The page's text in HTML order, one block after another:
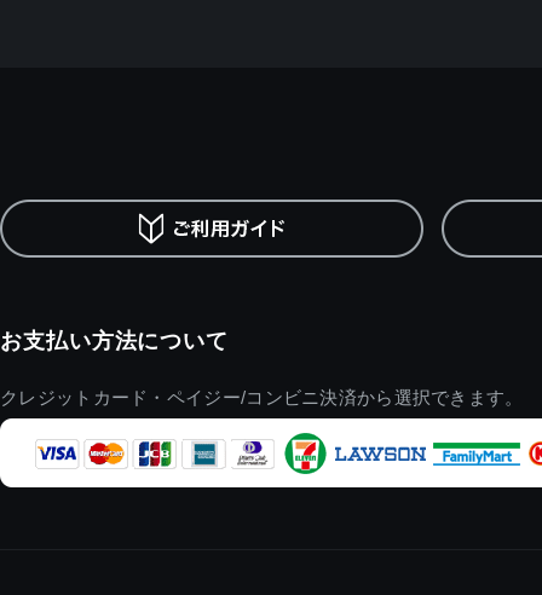
お支払い方法について
クレジットカード・ペイジー/コンビニ決済から選択できます。